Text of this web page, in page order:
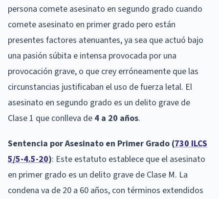
persona comete asesinato en segundo grado cuando
comete asesinato en primer grado pero están
presentes factores atenuantes, ya sea que actuó bajo
una pasión súbita e intensa provocada por una
provocación grave, o que crey erróneamente que las
circunstancias justificaban el uso de fuerza letal. El
asesinato en segundo grado es un delito grave de
Clase 1 que conlleva de 4 a 20 años.
Sentencia por Asesinato en Primer Grado (730 ILCS
5/5-4.5-20): Este estatuto establece que el asesinato
en primer grado es un delito grave de Clase M. La
condena va de 20 a 60 años, con términos extendidos